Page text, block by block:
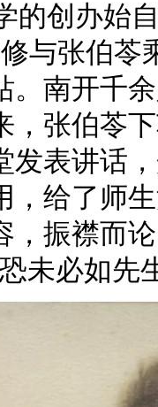
的创办始
与张伯
。南开千
，张伯苓
发表讲话
，给了师
，振襟而
未必如先